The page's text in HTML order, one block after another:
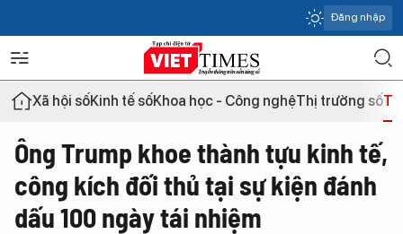
Đăng nhập
Xã hội sốKinh tế sốKhoa học - Công nghệThị trường số
Ông Trump khoe thành tựu kinh tế,
công kích đối thủ tại sự kiện đánh
dấu 100 ngày tái nhiệm